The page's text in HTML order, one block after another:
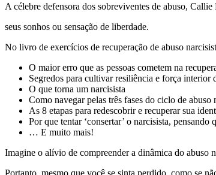
A célebre defensora dos sobreviventes de abuso,
seus sonhos ou sensação de liberdade.
No livro de exercícios de recuperação de abuso
O maior erro que as pessoas cometem na
Segredos para cultivar resiliência e força interior
O que torna um narcisista
Como navegar pelas três fases do ciclo de abuso
As 8 etapas para redescobrir e recuperar sua
Por que tentar ‘consertar’ o narcisista,
… E muito mais!
Imagine o alívio de compreender a dinâmica do abuso
Portanto, mesmo que você se sinta perdido, como se